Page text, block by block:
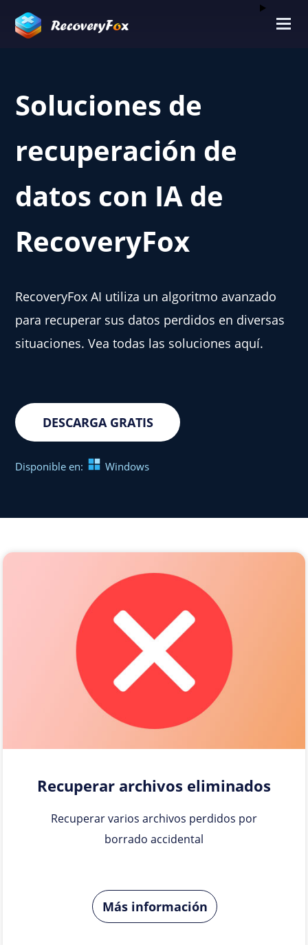
Soluciones de
recuperación de
datos con IA de
RecoveryFox
RecoveryFox AI utiliza un algoritmo avanzado
para recuperar sus datos perdidos en diversas
situaciones. Vea todas las soluciones aquí.
DESCARGA GRATIS
Disponible en: Windows
Recuperar archivos eliminados
Recuperar varios archivos perdidos por
borrado accidental
Más información